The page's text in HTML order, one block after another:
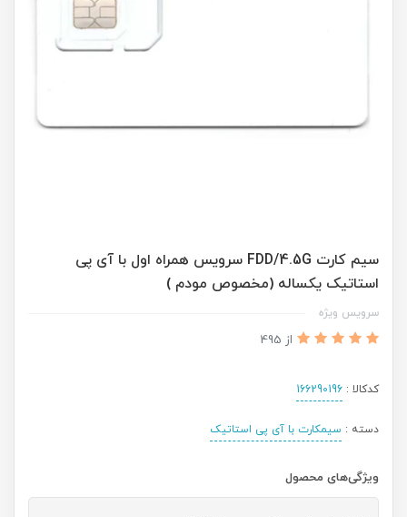
سیم کارت FDD/4.5G سرویس همراه اول با آی پی
استاتیک یکساله (مخصوص مودم )
سرویس ویژه
از 495
کدکالا : 166290196
دسته : سیمکارت با آی پی استاتیک
ویژگی‌های محصول